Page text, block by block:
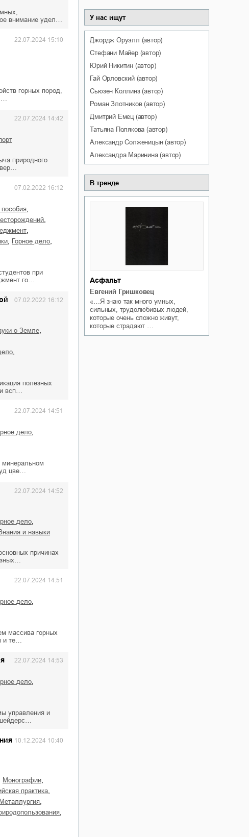
внимание удел…
22.07.2024 15:10
горных пород,
22.07.2024 14:42
природного
07.02.2022 16:12
пособия
горное дело
при
го…
07.02.2022 16:12
о Земле
полезных
и всп…
22.07.2024 14:51
дело
минеральном
цве…
22.07.2024 14:52
дело
знания и навыки
причинах
22.07.2024 14:51
дело
массива горных
и те…
22.07.2024 14:53
дело
управления и
10.12.2024 10:40
монографии
практика
металлургия
У нас ищут
Джордж Оруэлл (автор)
Стефани Майер(автор)
Юрий Никитин(автор)
Гай Орловский(автор)
Сьюзен Коллинз(автор)
Роман Злотников(автор)
Дмитрий Емец(автор)
Татьяна Полякова (автор)
Александр Солженицын(автор)
Александра Маринина(автор)
В тренде
Асфальт
Евгений Гришковец
«…Я знаю так много умных,
сильных, трудолюбивых людей,
которые очень сложно живут,
которые страдают …